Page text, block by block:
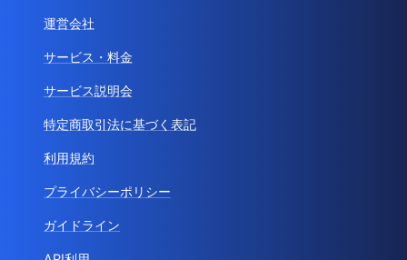
運営会社
サービス・料金
サービス説明会
特定商取引法に基づく表記
利用規約
プライバシーポリシー
ガイドライン